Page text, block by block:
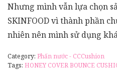
Nhưng mình vẫn lựa chọn
SKINFOOD vì thành phần
nhiên nên mình sử dụng
Category: Phấn nước - CCCushion
Tags: HONEY COVER BOUNCE